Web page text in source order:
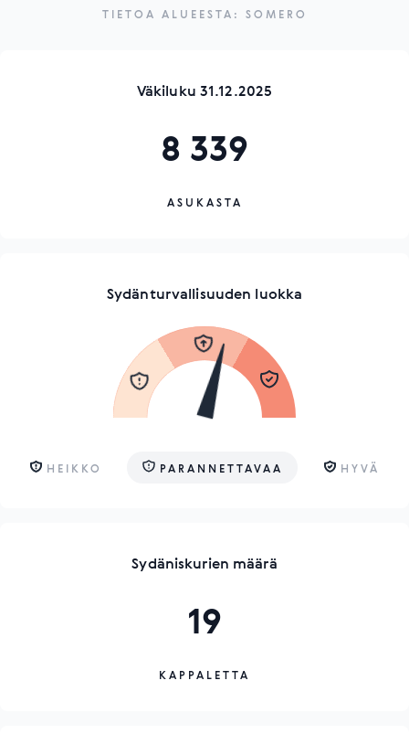
TIETOA ALUEESTA: SOMERO
Väkiluku 31.12.2025
8 339
ASUKASTA
Sydänturvallisuuden luokka
HEIKKO PARANNETTAVAA HYVÄ
Sydäniskurien määrä
19
KAPPALETTA